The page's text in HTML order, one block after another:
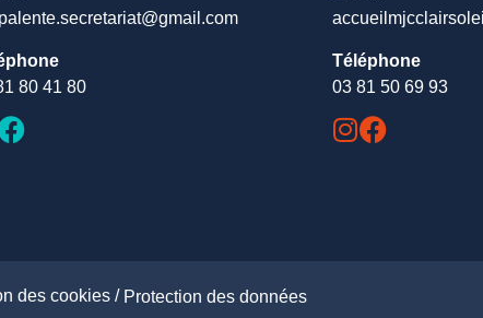
80 41 80
Téléphone
03 81 50 69 93
des cookies / Protection des données